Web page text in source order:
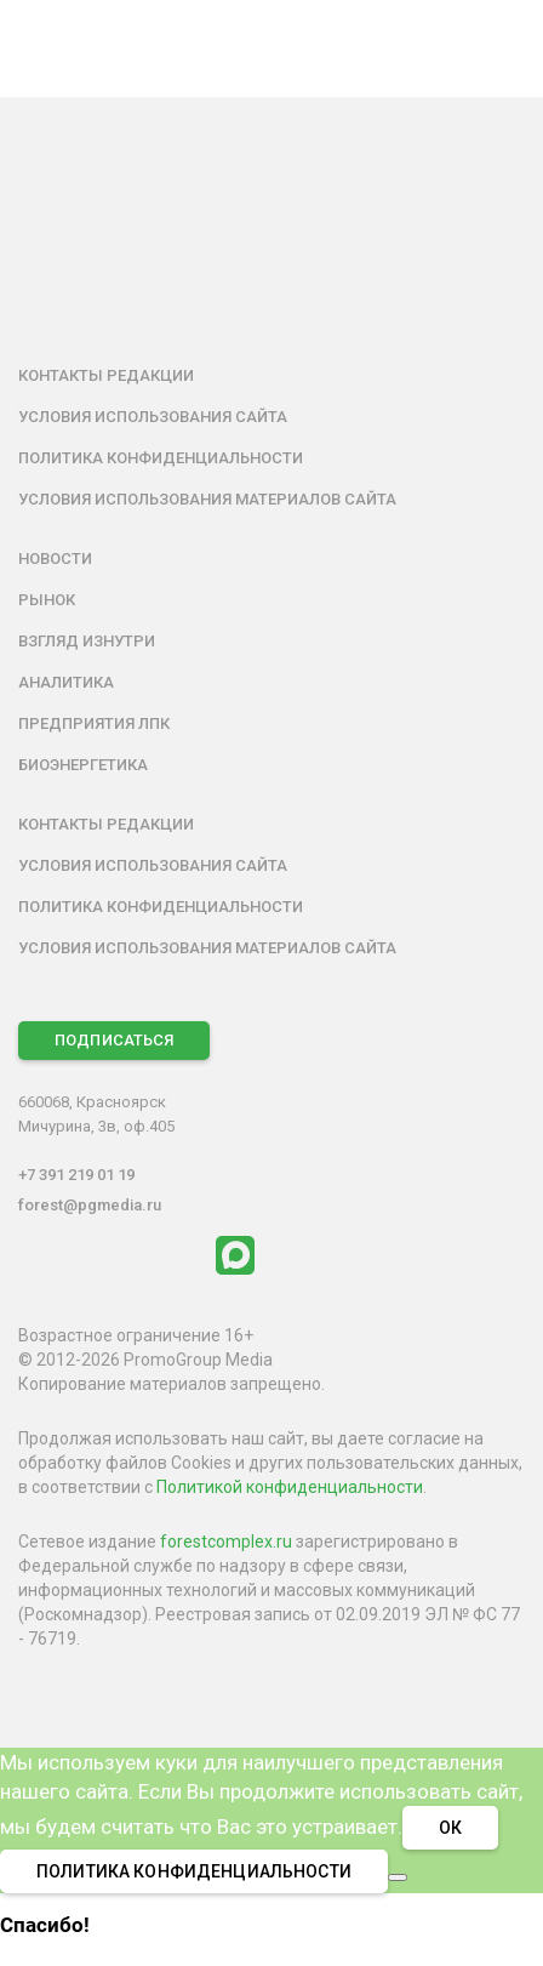
КОНТАКТЫ РЕДАКЦИИ
УСЛОВИЯ ИСПОЛЬЗОВАНИЯ САЙТА
ПОЛИТИКА КОНФИДЕНЦИАЛЬНОСТИ
УСЛОВИЯ ИСПОЛЬЗОВАНИЯ МАТЕРИАЛОВ САЙТА
НОВОСТИ
РЫНОК
ВЗГЛЯД ИЗНУТРИ
АНАЛИТИКА
ПРЕДПРИЯТИЯ ЛПК
БИОЭНЕРГЕТИКА
КОНТАКТЫ РЕДАКЦИИ
УСЛОВИЯ ИСПОЛЬЗОВАНИЯ САЙТА
ПОЛИТИКА КОНФИДЕНЦИАЛЬНОСТИ
УСЛОВИЯ ИСПОЛЬЗОВАНИЯ МАТЕРИАЛОВ САЙТА
ПОДПИСАТЬСЯ
660068, Красноярск
Мичурина, 3в, оф.405
+7 391 219 01 19
forest@pgmedia.ru
Возрастное ограничение 16+
© 2012-2026 PromoGroup Media
Копирование материалов запрещено.
Продолжая использовать наш сайт, вы даете согласие на
обработку файлов Cookies и других пользовательских данных,
в соответствии сПолитикой конфиденциальности
Сетевое издание forestcomplex.ru зарегистрировано в
Федеральной службе по надзору в сфере связи,
информационных технологий и массовых коммуникаций
(Роскомнадзор). Реестровая запись от 02.09.2019 ЭЛ № ФС 77
- 76719.
Мы используем куки для наилучшего представления
нашего сайта. Если Вы продолжите использовать сайт,
мы будем считать что Вас это устраивает.
ОК
ПОЛИТИКА КОНФИДЕНЦИАЛЬНОСТИ
Спасибо!